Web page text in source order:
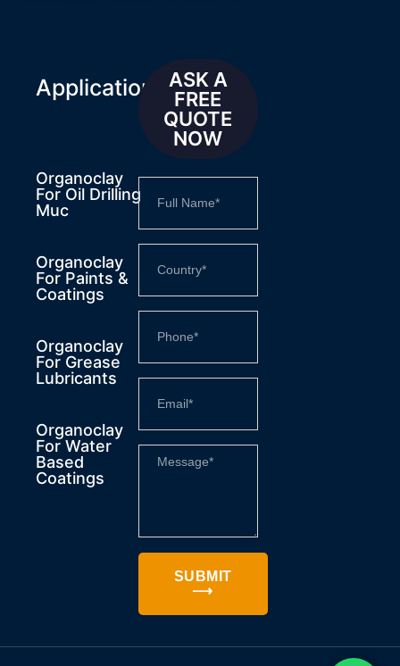
Applications
Organoclay
For Oil Drilling
Muc
Organoclay
For Paints &
Coatings
Organoclay
For Grease
Lubricants
Organoclay
For Water
Based
Coatings
ASK A
FREE
QUOTE
NOW
SUBMIT
⟶